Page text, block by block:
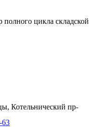
цикла складской
Котельнический пр-
63